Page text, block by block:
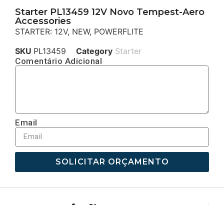
Starter PL13459 12V Novo Tempest-Aero
Accessories
STARTER: 12V, NEW, POWERFLITE
SKU PL13459 Category Starter
Comentário Adicional
Email
SOLICITAR ORÇAMENTO